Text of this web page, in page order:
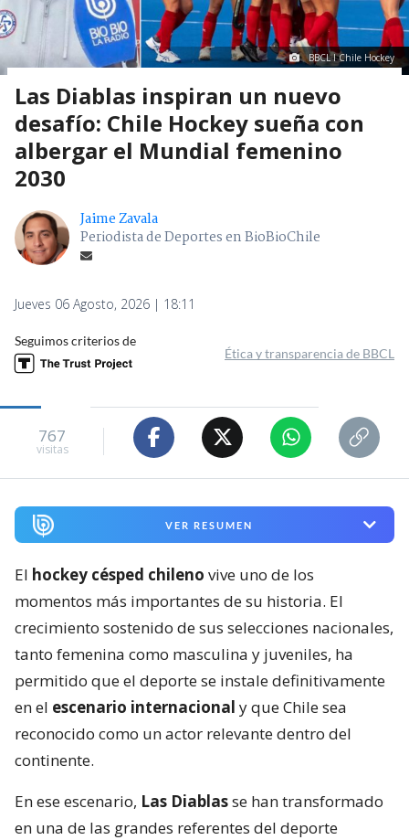
BBCL I Chile Hockey
Las Diablas inspiran un nuevo
desafío: Chile Hockey sueña con
albergar el Mundial femenino
2030
Jaime Zavala
Periodista de Deportes en BioBioChile
Jueves 06 Agosto, 2026 | 18:11
Seguimos criterios de
Ética y transparencia de BBCL
767
visitas
VER RESUMEN
El hockey césped chileno vive uno de los
momentos más importantes de su historia. El
crecimiento sostenido de sus selecciones nacionales,
tanto femenina como masculina y juveniles, ha
permitido que el deporte se instale definitivamente
en el escenario internacional y que Chile sea
reconocido como un actor relevante dentro del
continente.
En ese escenario, Las Diablasse han transformado
en una de las grandes referentes del deporte